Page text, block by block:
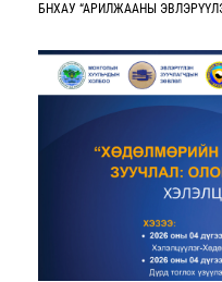
БНХАУ “АРИЛЖААНЫ